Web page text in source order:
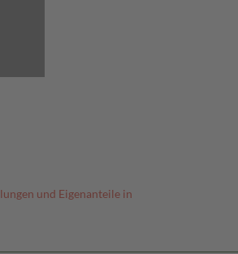
und Eigenanteile in